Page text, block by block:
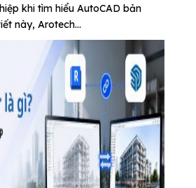
khi tìm hiểu AutoCAD bản
này, Arotech...